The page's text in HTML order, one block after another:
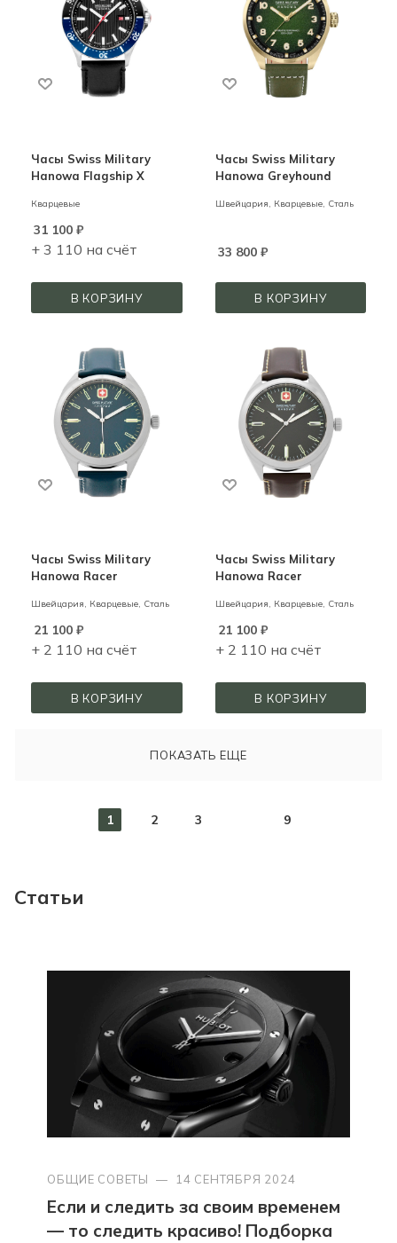
Часы Swiss Military
Hanowa Flagship X
Кварцевые
31 100 ₽
+ 3 110 на счёт
В КОРЗИНУ
Часы Swiss Military
Hanowa Greyhound
Швейцария, Кварцевые, Сталь
33 800₽
В КОРЗИНУ
Часы Swiss Military
Hanowa Racer
Швейцария, Кварцевые, Сталь
21 100 ₽
+ 2 110 на счёт
В КОРЗИНУ
Часы Swiss Military
Hanowa Racer
Швейцария, Кварцевые, Сталь
21 100₽
+ 2 110 на счёт
В КОРЗИНУ
ПОКАЗАТЬ ЕЩЕ
1 2 3 9
Статьи
ОБЩИЕ СОВЕТЫ — 14 СЕНТЯБРЯ 2024
Если и следить за своим временем
— то следить красиво! Подборка